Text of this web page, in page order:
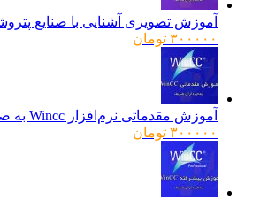
آموزش تصویری آشنایی با صنایع پتروشیمی
۳۰۰۰۰۰ تومان
آموزش مقدماتی نرم‌افزار Wincc به صورت تصویری
۳۰۰۰۰۰ تومان